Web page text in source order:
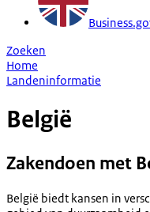
Zoeken
Home
Landeninformatie
België
Zakendoen met
België biedt kansen in